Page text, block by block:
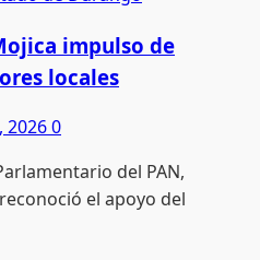
impulso de
locales
20260
del PAN,
el apoyo del